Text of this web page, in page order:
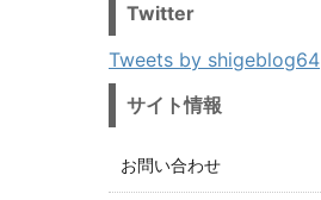
Twitter
Tweets by shigeblog64
サイト情報
お問い合わせ